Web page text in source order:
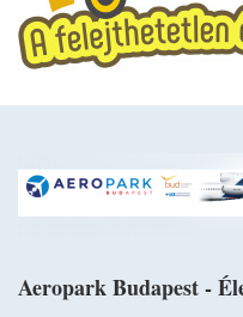
Aeropark Budapest -